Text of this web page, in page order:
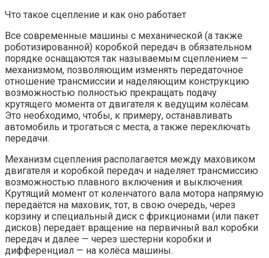
Что такое сцепление и как оно работает
Все современные машины с механической (а также
роботизированной) коробкой передач в обязательном
порядке оснащаются так называемым сцеплением —
механизмом, позволяющим изменять передаточное
отношение трансмиссии и наделяющим конструкцию
возможностью полностью прекращать подачу
крутящего момента от двигателя к ведущим колёсам.
Это необходимо, чтобы, к примеру, останавливать
автомобиль и трогаться с места, а также переключать
передачи.
Механизм сцепления располагается между маховиком
двигателя и коробкой передач и наделяет трансмиссию
возможностью плавного включения и выключения.
Крутящий момент от коленчатого вала мотора напрямую
передаётся на маховик, тот, в свою очередь, через
корзину и специальный диск с фрикционами (или пакет
дисков) передаёт вращение на первичный вал коробки
передач и далее — через шестерни коробки и
дифференциал — на колёса машины.